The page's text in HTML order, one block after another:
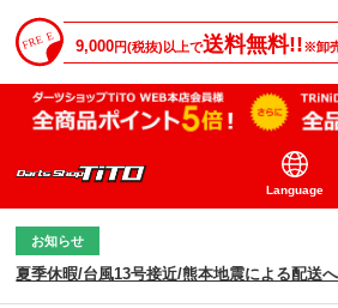
9,000円(税抜)以上で送料無料!!※卸
Language
お知らせ
夏季休暇/台風13号接近/熊本地震による配送